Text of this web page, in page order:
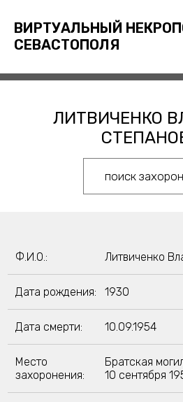
ВИРТУАЛЬНЫЙ
СЕВАСТОПОЛЯ
ЛИТВИЧЕНКО
поиск
Ф.И.О.: Литвиченко
Дата рождения: 1930
Дата смерти: 10.09.1954
Место
захоронения:
Братская
10 сентября